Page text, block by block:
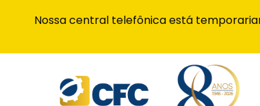
Nossa central telefônica está